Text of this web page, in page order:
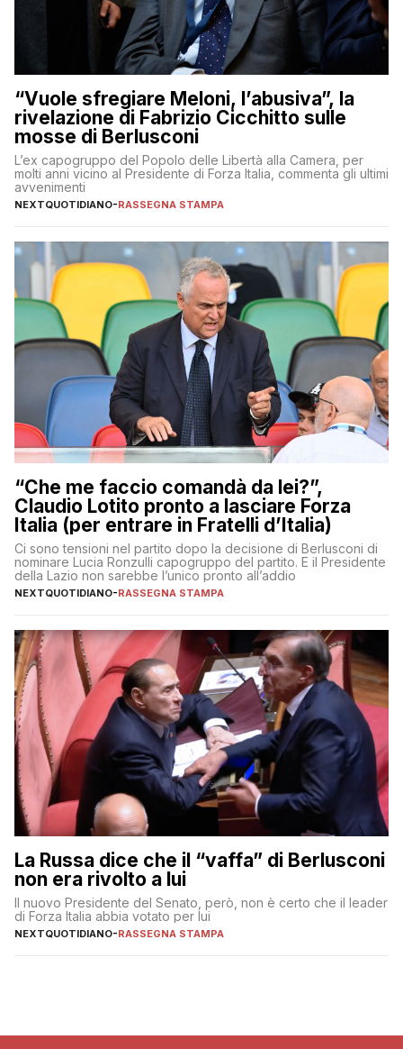
“Vuole sfregiare Meloni, l’abusiva”, la
rivelazione di Fabrizio Cicchitto sulle
mosse di Berlusconi
L’ex capogruppo del Popolo delle Libertà alla Camera, per
molti anni vicino al Presidente di Forza Italia, commenta gli ultimi
avvenimenti
NEXTQUOTIDIANO-RASSEGNA STAMPA
“Che me faccio comandà da lei?”,
Claudio Lotito pronto a lasciare Forza
Italia (per entrare in Fratelli d’Italia)
Ci sono tensioni nel partito dopo la decisione di Berlusconi di
nominare Lucia Ronzulli capogruppo del partito. E il Presidente
della Lazio non sarebbe l’unico pronto all’addio
NEXTQUOTIDIANO-RASSEGNA STAMPA
La Russa dice che il “vaffa” di Berlusconi
non era rivolto a lui
Il nuovo Presidente del Senato, però, non è certo che il leader
di Forza Italia abbia votato per lui
NEXTQUOTIDIANO-RASSEGNA STAMPA